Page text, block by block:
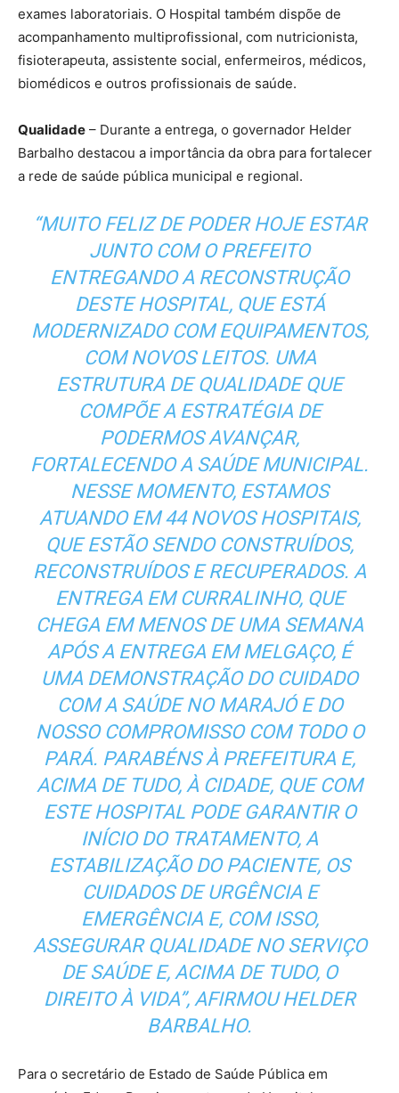
exames laboratoriais. O Hospital também dispõe de
acompanhamento multiprofissional, com nutricionista,
fisioterapeuta, assistente social, enfermeiros, médicos,
biomédicos e outros profissionais de saúde.
Qualidade – Durante a entrega, o governador Helder
Barbalho destacou a importância da obra para fortalecer
a rede de saúde pública municipal e regional.
“MUITO FELIZ DE PODER HOJE ESTAR
JUNTO COM O PREFEITO
ENTREGANDO A RECONSTRUÇÃO
DESTE HOSPITAL, QUE ESTÁ
MODERNIZADO COM EQUIPAMENTOS,
COM NOVOS LEITOS. UMA
ESTRUTURA DE QUALIDADE QUE
COMPÕE A ESTRATÉGIA DE
PODERMOS AVANÇAR,
FORTALECENDO A SAÚDE MUNICIPAL.
NESSE MOMENTO, ESTAMOS
ATUANDO EM 44 NOVOS HOSPITAIS,
QUE ESTÃO SENDO CONSTRUÍDOS,
RECONSTRUÍDOS E RECUPERADOS. A
ENTREGA EM CURRALINHO, QUE
CHEGA EM MENOS DE UMA SEMANA
APÓS A ENTREGA EM MELGAÇO, É
UMA DEMONSTRAÇÃO DO CUIDADO
COM A SAÚDE NO MARAJÓ E DO
NOSSO COMPROMISSO COM TODO O
PARÁ. PARABÉNS À PREFEITURA E,
ACIMA DE TUDO, À CIDADE, QUE COM
ESTE HOSPITAL PODE GARANTIR O
INÍCIO DO TRATAMENTO, A
ESTABILIZAÇÃO DO PACIENTE, OS
CUIDADOS DE URGÊNCIA E
EMERGÊNCIA E, COM ISSO,
ASSEGURAR QUALIDADE NO SERVIÇO
DE SAÚDE E, ACIMA DE TUDO, O
DIREITO À VIDA”, AFIRMOU HELDER
BARBALHO.
Para o secretário de Estado de Saúde Pública em